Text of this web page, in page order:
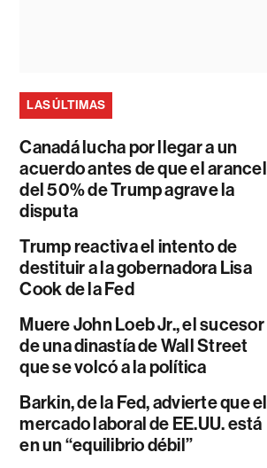
LAS ÚLTIMAS
Canadá lucha por llegar a un
acuerdo antes de que el arancel
del 50% de Trump agrave la
disputa
Trump reactiva el intento de
destituir a la gobernadora Lisa
Cook de la Fed
Muere John Loeb Jr., el sucesor
de una dinastía de Wall Street
que se volcó a la política
Barkin, de la Fed, advierte que el
mercado laboral de EE.UU. está
en un “equilibrio débil”